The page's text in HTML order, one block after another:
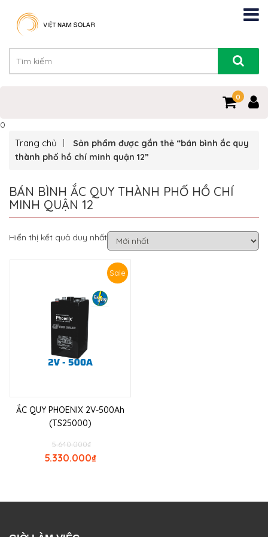
0
0
Trang chủ
Sản phẩm được gắn thẻ “bán bình ắc quy
thành phố hồ chí minh quận 12”
BÁN BÌNH ẮC QUY THÀNH PHỐ HỒ CHÍ
MINH QUẬN 12
Hiển thị kết quả duy nhất
Sale
ẮC QUY PHOENIX 2V-500Ah
(TS25000)
₫
5.640.000
₫
5.330.000